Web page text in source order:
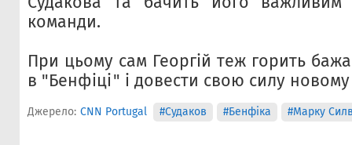
команди.
При цьому сам Георгій теж горить
в "Бенфіці" і довести свою силу
Джерело: CNN Portugal #Судаков #Бенфіка #Марку